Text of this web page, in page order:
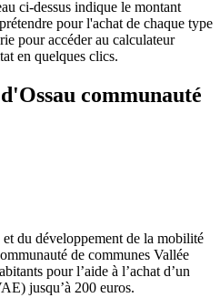
ci-dessus indique le montant
pour l'achat de chaque type
pour accéder au calculateur
en quelques clics.
communauté
du développement de la mobilité
de communes Vallée
pour l’aide à l’achat d’un
jusqu’à 200 euros.